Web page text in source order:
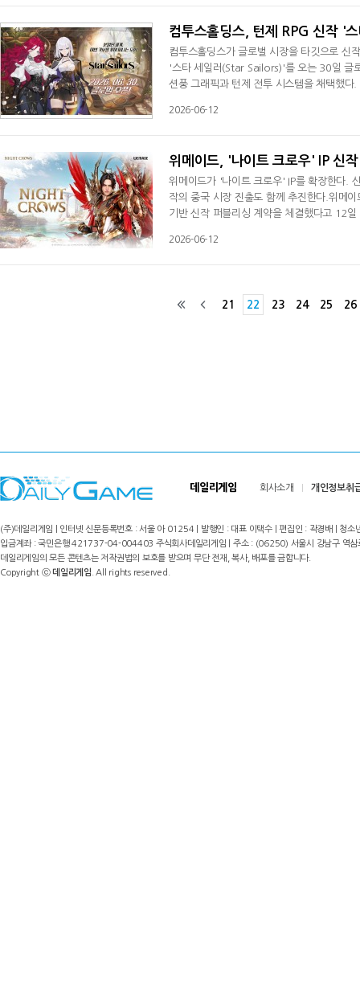
컴투스홀딩스, 턴제 RPG 신작 '
컴투스홀딩스가 글로벌 시장을 타깃으로 신
'스타 세일러(Star Sailors)'를 오는 30일 글
션풍 그래픽과 턴제 전투 시스템을 채택했
성을 점검했다. 테스트 기간 수집한 피드백
2026-06-12
위메이드, '나이트 크로우' IP 신
위메이드가 '나이트 크로우' IP를 확장한다.
작의 중국 시장 진출도 함께 추진한다.위메
기반 신작 퍼블리싱 계약을 체결했다고 12
3년 출시 이후 현재까지 누적 매출 7500억
2026-06-12
21 22 23 24 25 26
데일리게임 회사소개 개인정보취
(주)데일리게임 | 인터넷 신문등록번호 : 서울 아 01254 | 발행인 : 대표 이택수 | 편집인 : 곽경배 |
입금계좌 : 국민은행 421737-04-004403 주식회사데일리게임 | 주소 : (06250) 서울시 강남구
데일리게임의 모든 콘텐츠는 저작권법의 보호를 받으며 무단 전재, 복사, 배포를 금합니다.
Copyright ⓒ데일리게임 . All rights reserved.